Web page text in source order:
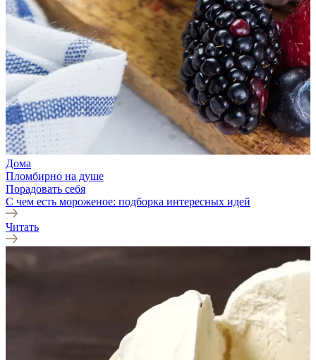
Дома
Пломбирно на душе
Порадовать себя
С чем есть мороженое: подборка интересных идей
Читать